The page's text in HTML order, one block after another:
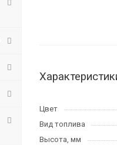
Цвет
Вид топлива
Высота, мм